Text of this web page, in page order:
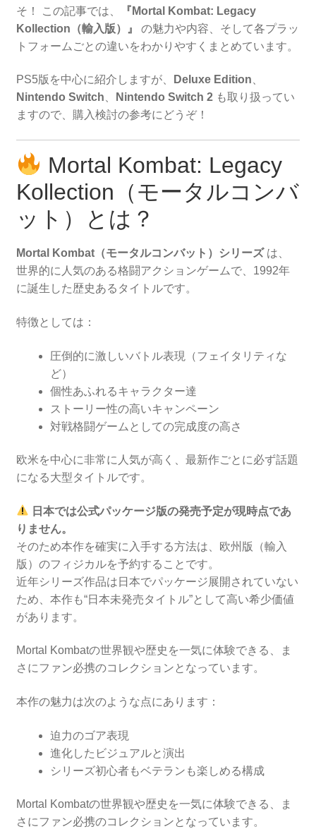
そ！ この記事では、
『Mortal Kombat: Legacy
Kollection（輸入版）』
の魅力や内容、そして各プラッ
トフォームごとの違いをわかりやすくまとめています。
PS5版を中心に紹介しますが、 Deluxe Edition
Nintendo Switch
Nintendo Switch 2も取り扱ってい
ますので、購入検討の参考にどうぞ！
Mortal Kombat: Legacy
Kollection（モータルコンバ
ット）とは？
Mortal Kombat（モータルコンバット）シリーズは、
世界的に人気のある格闘アクションゲームで、1992年
に誕生した歴史あるタイトルです。
特徴としては：
圧倒的に激しいバトル表現（フェイタリティな
ど）
個性あふれるキャラクター達
ストーリー性の高いキャンペーン
対戦格闘ゲームとしての完成度の高さ
欧米を中心に非常に人気が高く、最新作ごとに必ず話題
になる大型タイトルです。
日本では公式パッケージ版の発売予定が現時点であ
りません。
そのため本作を確実に入手する方法は、欧州版（輸入
版）のフィジカルを予約することです。
近年シリーズ作品は日本でパッケージ展開されていない
ため、本作も“日本未発売タイトル”として高い希少価値
があります。
Mortal Kombatの世界観や歴史を一気に体験できる、ま
さにファン必携のコレクションとなっています。
本作の魅力は次のような点にあります：
迫力のゴア表現
進化したビジュアルと演出
シリーズ初心者もベテランも楽しめる構成
Mortal Kombatの世界観や歴史を一気に体験できる、ま
さにファン必携のコレクションとなっています。